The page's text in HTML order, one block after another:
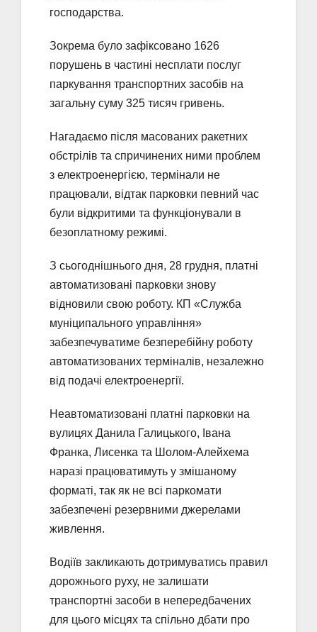
господарства.
Зокрема було зафіксовано 1626
порушень в частині несплати послуг
паркування транспортних засобів на
загальну суму 325 тисяч гривень.
Нагадаємо після масованих ракетних
обстрілів та спричинених ними проблем
з електроенергією, термінали не
працювали, відтак парковки певний час
були відкритими та функціонували в
безоплатному режимі.
З сьогоднішнього дня, 28 грудня, платні
автоматизовані парковки знову
відновили свою роботу. КП «Служба
муніципального управління»
забезпечуватиме безперебійну роботу
автоматизованих терміналів, незалежно
від подачі електроенергії.
Неавтоматизовані платні парковки на
вулицях Данила Галицького, Івана
Франка, Лисенка та Шолом-Алейхема
наразі працюватимуть у змішаному
форматі, так як не всі паркомати
забезпечені резервними джерелами
живлення.
Водіїв закликають дотримуватись правил
дорожнього руху, не залишати
транспортні засоби в непередбачених
для цього місцях та спільно дбати про